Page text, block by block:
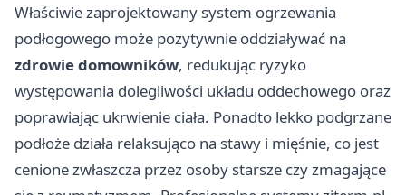
Właściwie zaprojektowany system ogrzewania
podłogowego może pozytywnie oddziaływać na
zdrowie domowników, redukując ryzyko
występowania dolegliwości układu oddechowego oraz
poprawiając ukrwienie ciała. Ponadto lekko podgrzane
podłoże działa relaksująco na stawy i mięśnie, co jest
cenione zwłaszcza przez osoby starsze czy zmagające